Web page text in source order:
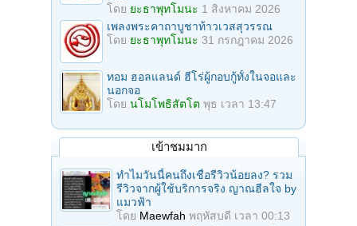
โดย ยะธาพุทโมนะ 1 สิงหาคม 2026
เพลงพระคาถาบูชาท้าวเวสสุวรรณ
โดย ยะธาพุทโมนะ 31 กรกฎาคม 2026
ทอม ฮอลแลนด์ ฮีโร่ผู้กอบกู้ทั้งในจอและ
นอกจอ
โดย นโมโพธิสัตโต พุธ เวลา 13:47
เข้าชมมาก
ทำไมวันนี้คนถึงเชื่อรีวิวน้อยลง? รวม
รีวิวจากผู้ใช้บริการจริง ญาณฮีลใจ by
แมวฟ้า
โดย Maewfah พฤหัสบดี เวลา 00:13